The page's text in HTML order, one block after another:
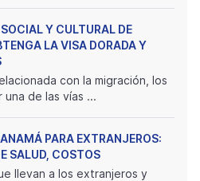
Y CULTURAL DE
LA VISA DORADA Y
con la migración, los
de las vías ...
PARA EXTRANJEROS:
SALUD, COSTOS
llevan a los extranjeros y